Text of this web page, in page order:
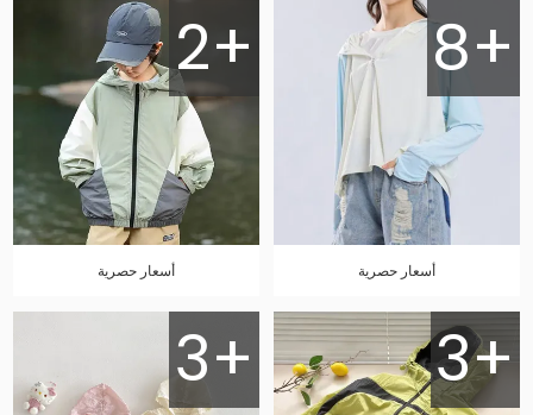
8+
أسعار حصرية
2+
أسعار حصرية
3+
3+